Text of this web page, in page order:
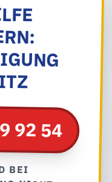
92 54
BEI
NICHT